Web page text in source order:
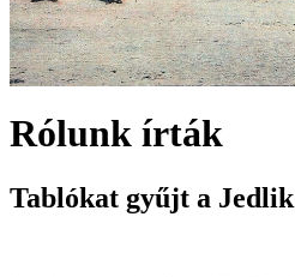
Rólunk írták
Tablókat gyűjt a Jedlik